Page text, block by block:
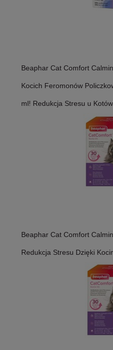
Beaphar Cat Comfort
Kocich Feromonów
ml! Redukcja Stresu u
Beaphar Cat Comfort
Redukcja Stresu Dzięki